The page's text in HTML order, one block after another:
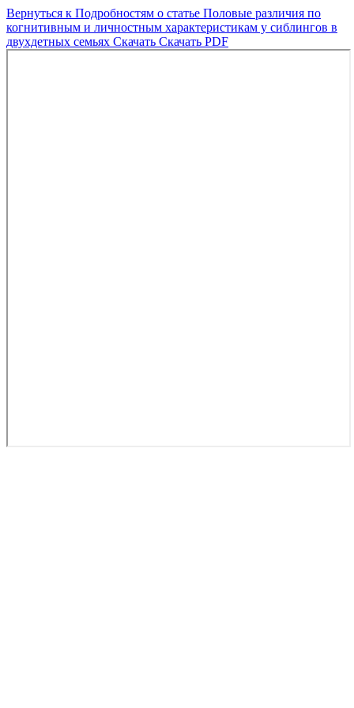
Вернуться к Подробностям о статье Половые различия по
когнитивным и личностным характеристикам у сиблингов в
двухдетных семьях Скачать Скачать PDF